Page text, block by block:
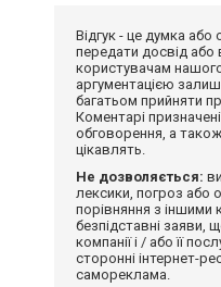
Відгук - це думка
передати досвід
користувачам
аргументацією
багатьом прийняти
Коментарі
обговорення, а
цікавлять.
Не дозволяється:
лексики, погроз або
порівняння з іншими
безпідставні заяви,
компанії і / або її
сторонні інтернет-
самореклама.